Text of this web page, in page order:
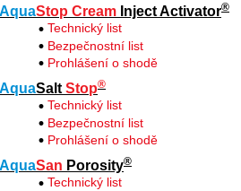
AquaStop Cream Inject Activator®
Technický list
Bezpečnostní list
Prohlášení o shodě
AquaSalt Stop®
Technický list
Bezpečnostní list
Prohlášení o shodě
AquaSan Porosity®
Technický list